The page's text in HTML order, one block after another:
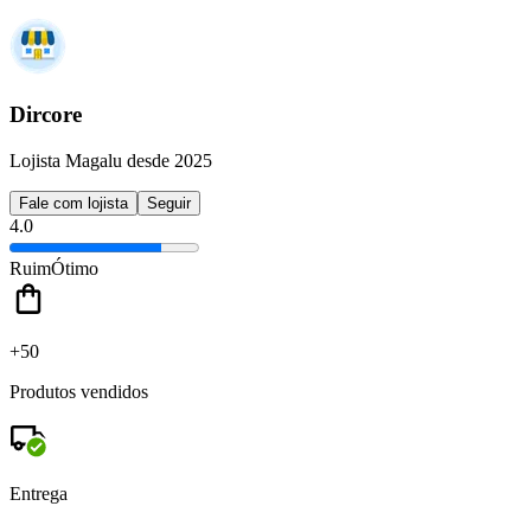
Dircore
Lojista Magalu desde 2025
Fale com lojista Seguir
4.0
RuimÓtimo
+50
Produtos vendidos
Entrega